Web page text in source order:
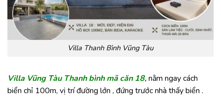
Villa Thanh Bình Vũng Tàu
Villa Vũng Tàu Thanh bình mã căn 18,nằm ngay cách
biển chỉ 100m, vị trí đường lớn , đứng trước nhà thấy biển .